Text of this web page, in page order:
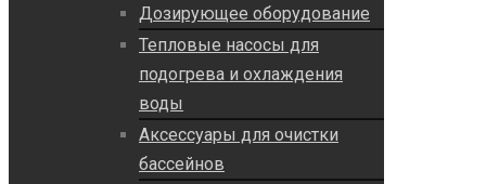
Дозирующее оборудование
Тепловые насосы для
подогрева и охлаждения
воды
Аксессуары для очистки
бассейнов